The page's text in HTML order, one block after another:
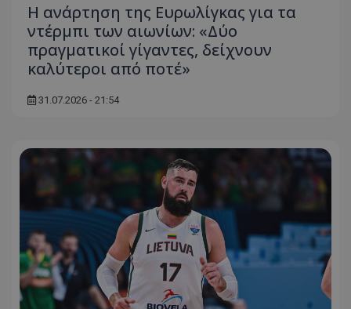
Η ανάρτηση της Ευρωλίγκας για τα
ντέρμπι των αιωνίων: «Δύο
πραγματικοί γίγαντες, δείχνουν
καλύτεροι από ποτέ»
31.07.2026 - 21:54